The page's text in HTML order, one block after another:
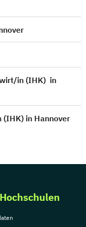
in (IHK) in
in Hannover